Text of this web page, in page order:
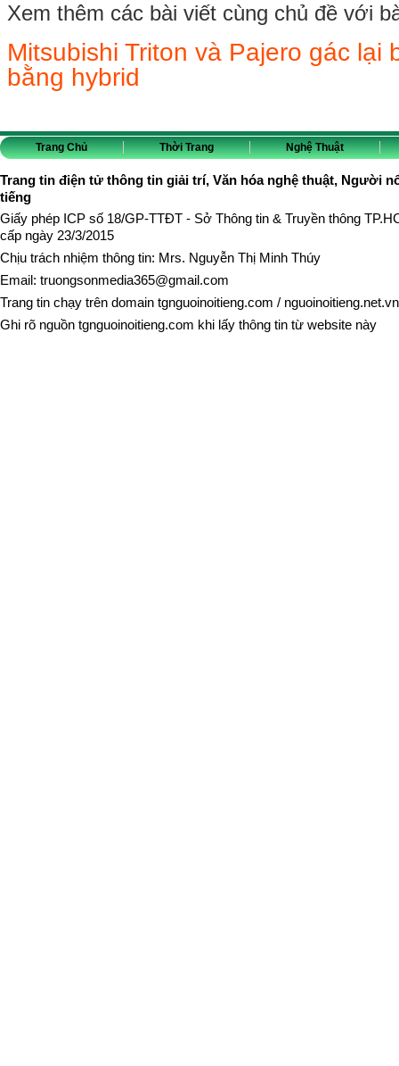
Xem thêm các bài viết cùng chủ đề với
Mitsubishi Triton và Pajero gác lại
bằng hybrid
Trang Chủ Thời Trang Nghệ Thuật
Trang tin điện tử thông tin giải trí, Văn hóa nghệ thuật, Người
tiếng
Giấy phép ICP số 18/GP-TTĐT - Sở Thông tin & Truyền thông
cấp ngày 23/3/2015
Chịu trách nhiệm thông tin: Mrs. Nguyễn Thị Minh Thúy
Email: truongsonmedia365@gmail.com
Trang tin chạy trên domain tgnguoinoitieng.com / nguoinoitieng.net.vn
Ghi rõ nguồn tgnguoinoitieng.com khi lấy thông tin từ website này